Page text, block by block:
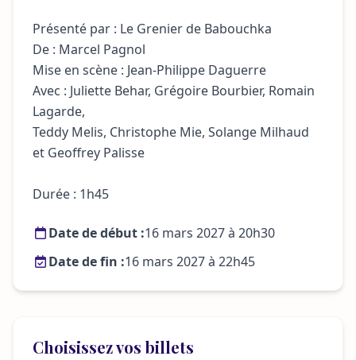
Présenté par : Le Grenier de Babouchka
De : Marcel Pagnol
Mise en scène : Jean-Philippe Daguerre
Avec : Juliette Behar, Grégoire Bourbier, Romain
Lagarde,
Teddy Melis, Christophe Mie, Solange Milhaud
et Geoffrey Palisse
Durée : 1h45
Date de début :16 mars 2027 à 20h30
Date de fin :16 mars 2027 à 22h45
Choisissez vos billets